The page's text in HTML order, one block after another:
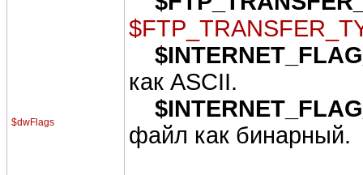
$dwFlags
как ASCII.
файл как бинарный.